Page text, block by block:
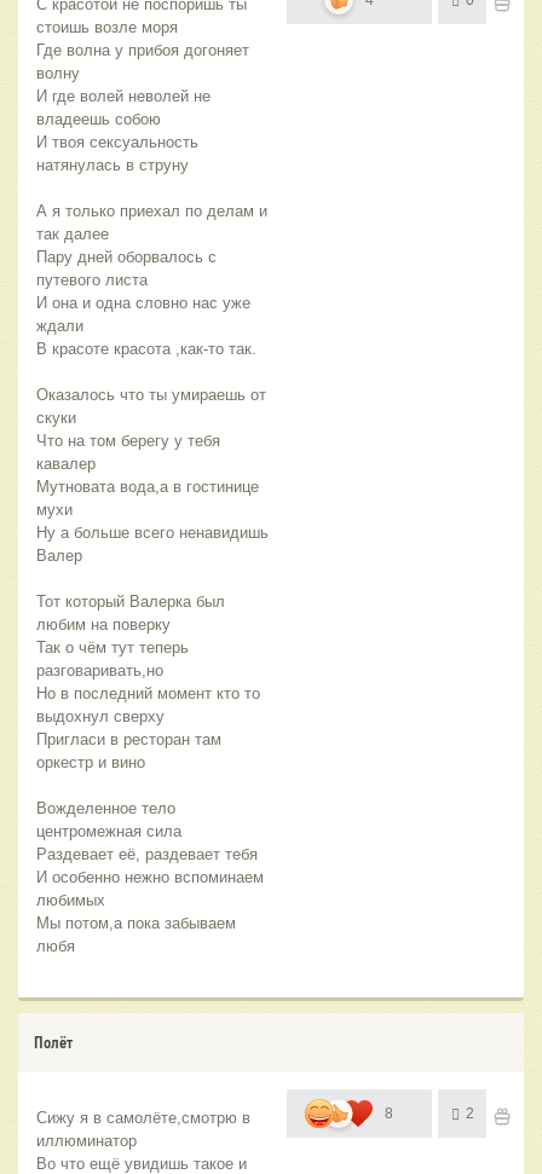
С красотой не поспоришь ты
стоишь возле моря
Где волна у прибоя догоняет
волну
И где волей неволей не
владеешь собою
И твоя сексуальность
натянулась в струну
А я только приехал по делам и
так далее
Пару дней оборвалось с
путевого листа
И она и одна словно нас уже
ждали
В красоте красота ,как-то так.
Оказалось что ты умираешь от
скуки
Что на том берегу у тебя
кавалер
Мутновата вода,а в гостинице
мухи
Ну а больше всего ненавидишь
Валер
Тот который Валерка был
любим на поверку
Так о чём тут теперь
разговаривать,но
Но в последний момент кто то
выдохнул сверху
Пригласи в ресторан там
оркестр и вино
Вожделенное тело
центромежная сила
Раздевает её, раздевает тебя
И особенно нежно вспоминаем
любимых
Мы потом,а пока забываем
любя
Полёт
Сижу я в самолёте,смотрю в
иллюминатор
Во что ещё увидишь такое и
8 2